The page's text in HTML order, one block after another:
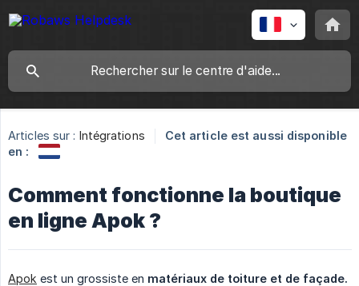
Articles sur : Intégrations
Cet article est aussi disponible
en :
Comment fonctionne la boutique
en ligne Apok ?
Apok est un grossiste en matériaux de toiture et de façade.